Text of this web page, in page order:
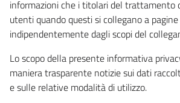
informazioni che i titolari del trattamento
utenti quando questi si collegano a
indipendentemente dagli scopi del
Lo scopo della presente informativa
maniera trasparente notizie sui dati
e sulle relative modalità di utilizzo.